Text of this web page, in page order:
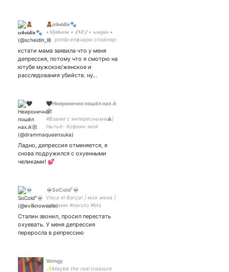
🧸𝒔𝒄𝒉𝒆𝒊𝒅𝒊𝒏🐾
•𝑺𝒍𝒚𝒕𝒉𝒆𝒓𝒊𝒏 • 𝑰𝑵𝑭𝑱 • 𝒔𝒄𝒐𝒓𝒑𝒊𝒐 •
тв. рпп&селфхарм спойлер:
кстати мама заявила что у меня
депрессия, потому что я смотрю на
ютубе мужское/женское и
расследования убийств. ну…
🖤Неиронично пошёл нах.й
🕸️
#Взаим с интересными⚠️|
Нытьё- Кофеин-моя
жызнь⚠МАТ⚠|Родители |
аниме и роцк🤘|
ГлавСуетолог💅
Ладно, депрессия отменяется, я
снова подружился с охуенными
челиками! 💕
💀SoCold⁷💀
Visca el Barça! | моя жена |
невзаим #naruto #bts
#harrypotter #билливайз
#drarry #bilaz #артон #мгчд
#glee #haikyuu
Сталин звонил, просил перестать
охуевать. У меня депрессия
переросла в репрессию
Vomgy
✨Maybe the real treasure